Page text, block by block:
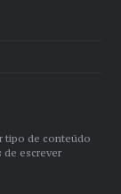
tipo de conteúdo
de escrever